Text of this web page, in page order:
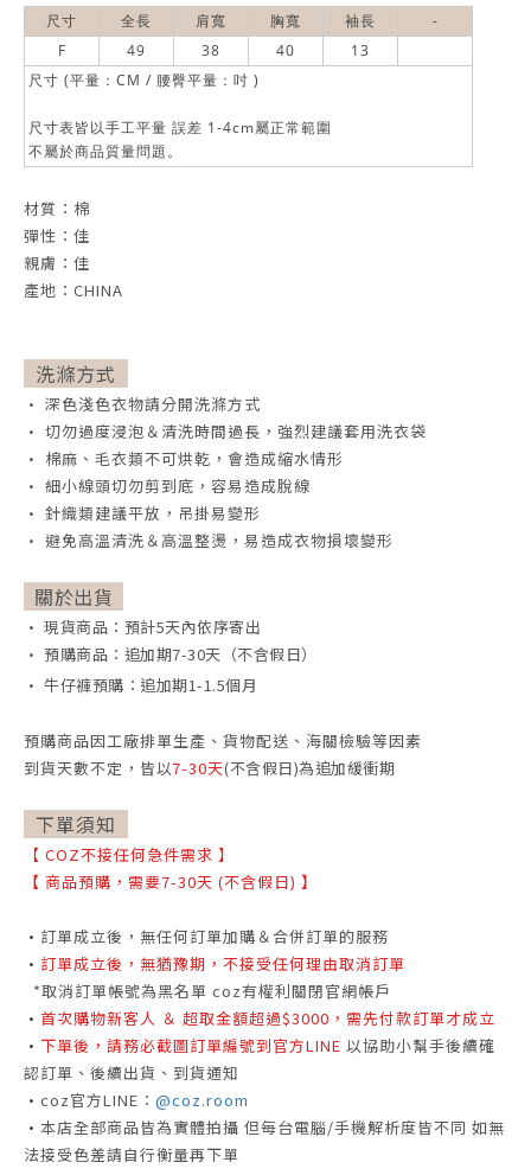
尺寸 全長 肩寬 胸寬 袖長
-
F
49 38 40
13
尺寸 (平量：CM / 腰臀平量：吋 )
尺寸表皆以手工平量 誤差 1-4cm屬正常範圍
不屬於商品質量問題。
材質：棉
彈性：佳
親膚：佳
產地：CHINA
洗滌方式
• 深色淺色衣物請分開洗滌方式
• 切勿過度浸泡＆清洗時間過長，強烈建議套用洗衣袋
• 棉麻、毛衣類不可烘乾，會造成縮水情形
• 細小線頭切勿剪到底，容易造成脫線
• 針織類建議平放，吊掛易變形
• 避免高溫清洗＆高溫整燙，易造成衣物損壞變形
關於出貨
• 現貨商品：預計5天內依序寄出
• 預購商品：追加期7-30天（不含假日）
• 牛仔褲預購：追加期1-1.5個月
預購商品因工廠排單生產、貨物配送、海關檢驗等因素
到貨天數不定， 皆以7-30天(不含假日)為追加緩衝期
下單須知
【 COZ不接任何急件需求 】
【 商品預購，需要7-30天 (不含假日) 】
• 訂單成立後，無任何訂單加購＆合併訂單的服務
• 訂單成立後，無猶豫期，不接受任何理由取消訂單
*取消訂單帳號為黑名單 coz有權利關閉官網帳戶
• 首次購物新客人 ＆ 超取金額超過$3000，需先付款訂單才成立
• 下單後，請務必截圖訂單編號到官方LINE 以協助小幫手後續確
認訂單、後續出貨、到貨通知
• coz官方LINE： @coz.room
• 本店全部商品皆為實體拍攝 但每台電腦/手機解析度皆不同 如無
法接受色差請自行衡量再下單